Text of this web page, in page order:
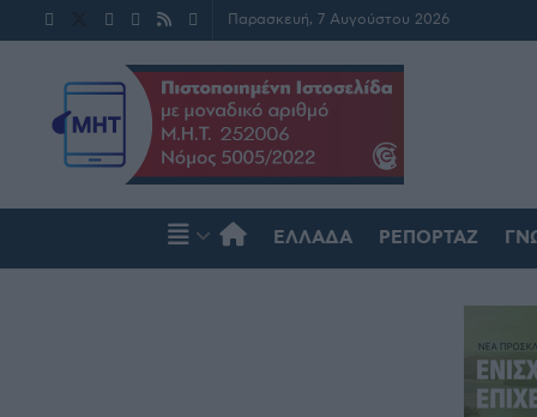
Παρασκευή, 7 Αυγούστου 2026
ΕΛΛΆΔΑ ΡΕΠΟΡΤΆΖ